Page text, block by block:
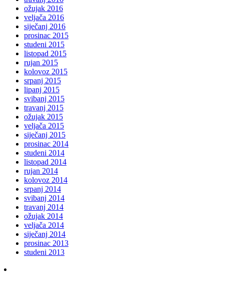
ožujak 2016
veljača 2016
siječanj 2016
prosinac 2015
studeni 2015
listopad 2015
rujan 2015
kolovoz 2015
srpanj 2015
lipanj 2015
svibanj 2015
travanj 2015
ožujak 2015
veljača 2015
siječanj 2015
prosinac 2014
studeni 2014
listopad 2014
rujan 2014
kolovoz 2014
srpanj 2014
svibanj 2014
travanj 2014
ožujak 2014
veljača 2014
siječanj 2014
prosinac 2013
studeni 2013